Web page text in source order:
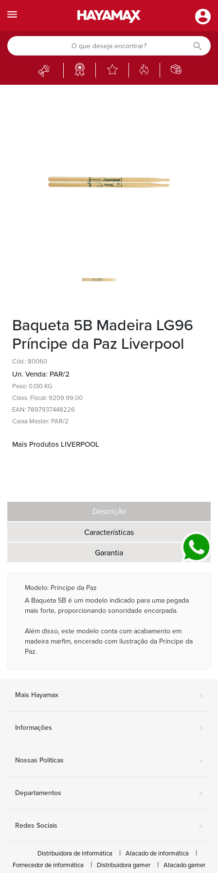
Baqueta 5B Madeira LG96
Príncipe da Paz Liverpool
Cód.: 80060
Un. Venda: PAR/2
Peso: 0,130 KG
Class. Fiscal: 9209.99.00
EAN: 7897937448226
Caixa Master: PAR/2
Mais Produtos LIVERPOOL
Descrição
Características
Garantia
Modelo: Príncipe da Paz
A Baqueta 5B é um modelo indicado para uma pegada
mais forte, proporcionando sonoridade encorpada.
Além disso, este modelo conta com acabamento em
madeira marfim, encerado com ilustração da Príncipe da
Paz.
Mais Hayamax >
Informações >
Nossas Políticas >
Departamentos >
Redes Sociais >
Distribuidora de informática
Atacado de informática
Fornecedor de informática
Distribuidora gamer Atacado gamer